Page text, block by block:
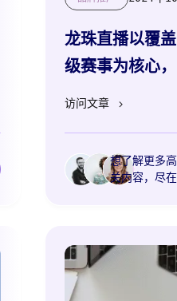
龙珠直播以覆
级赛事为核心
访问文章
想了解更多
关内容，尽在